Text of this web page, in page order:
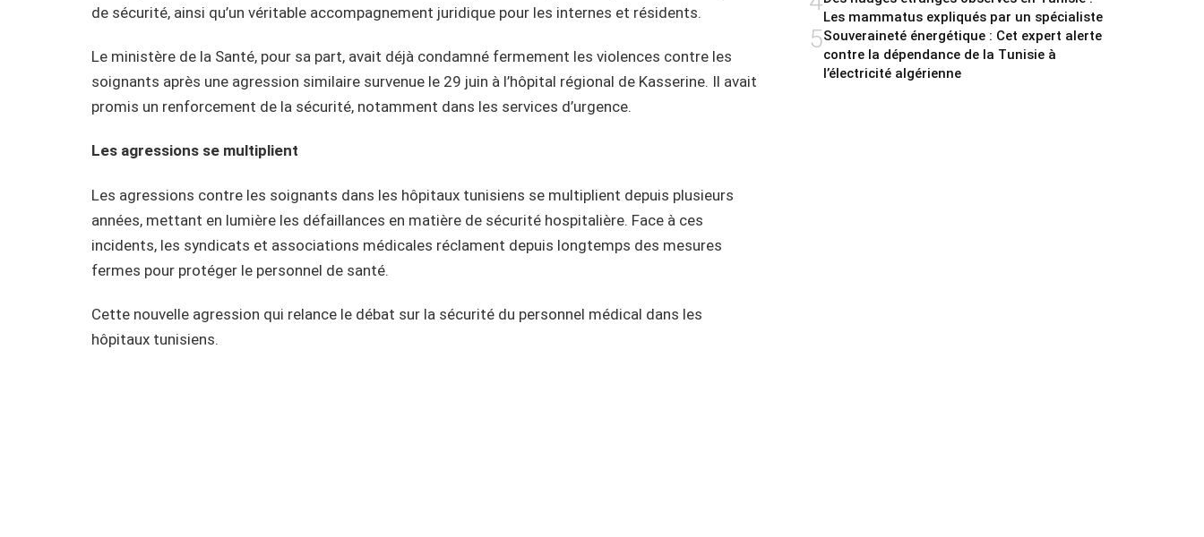
de sécurité, ainsi qu’un véritable accompagnement juridique pour les internes et résidents.
Le ministère de la Santé, pour sa part, avait déjà condamné fermement les violences contre les
soignants après une agression similaire survenue le 29 juin à l’hôpital régional de Kasserine. Il avait
promis un renforcement de la sécurité, notamment dans les services d’urgence.
Les agressions se multiplient
Les agressions contre les soignants dans les hôpitaux tunisiens se multiplient depuis plusieurs
années, mettant en lumière les défaillances en matière de sécurité hospitalière. Face à ces
incidents, les syndicats et associations médicales réclament depuis longtemps des mesures
fermes pour protéger le personnel de santé.
Cette nouvelle agression qui relance le débat sur la sécurité du personnel médical dans les
hôpitaux tunisiens.
Les mammatus expliqués par un spécialiste
5Souveraineté énergétique : Cet expert alerte
contre la dépendance de la Tunisie à
l’électricité algérienne